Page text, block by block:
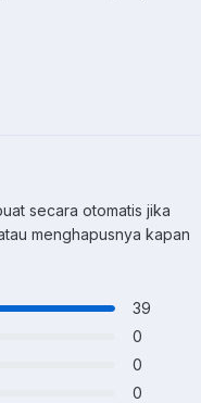
secara otomatis jika
menghapusnya kapan
39
0
0
0